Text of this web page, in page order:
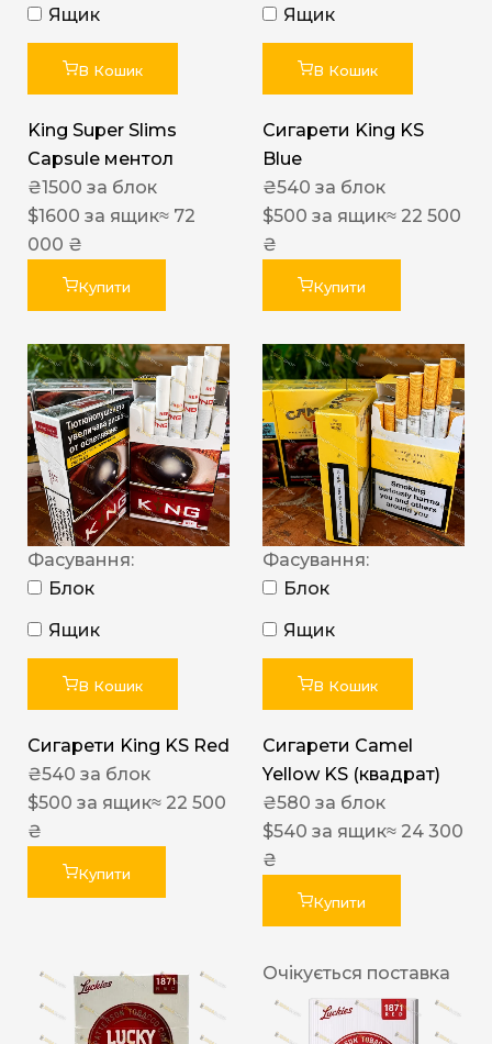
Ящик
В Кошик
King Super Slims
Capsule ментол
₴1500 за блок
$1600 за ящик≈ 72
000 ₴
Купити
Ящик
В Кошик
Сигарети King KS
Blue
₴540 за блок
$500 за ящик≈ 22 500
₴
Купити
Фасування:
Блок
Ящик
В Кошик
Сигарети King KS Red
₴540 за блок
$500 за ящик≈ 22 500
₴
Купити
Фасування:
Блок
Ящик
В Кошик
Сигарети Camel
Yellow KS (квадрат)
₴580 за блок
$540 за ящик≈ 24 300
₴
Купити
Очікується поставка